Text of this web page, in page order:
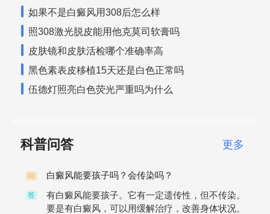
如果不是白癜风用308后怎么样
照308激光脱皮能用他克莫司软膏吗
皮肤镜和皮肤活检哪个准确率高
黑色素表皮移植15天还是白色正常吗
伍德灯照亮白色荧光严重吗为什么
科普问答 更多
问 白癜风能要孩子吗？会传染吗？
答
有白癜风能要孩子。它有一定遗传性，但不传染。
要是有白癜风，可以用缓解治疗，改善身体状况。